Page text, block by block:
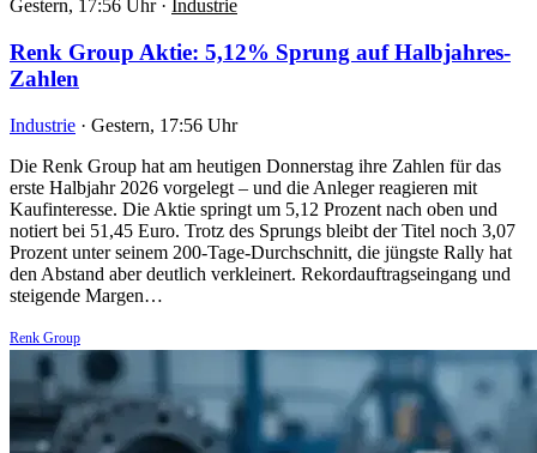
Gestern, 17:56 Uhr · Industrie
Renk Group Aktie: 5,12% Sprung auf Halbjahres-
Zahlen
Industrie · Gestern, 17:56 Uhr
Die Renk Group hat am heutigen Donnerstag ihre Zahlen für das
erste Halbjahr 2026 vorgelegt – und die Anleger reagieren mit
Kaufinteresse. Die Aktie springt um 5,12 Prozent nach oben und
notiert bei 51,45 Euro. Trotz des Sprungs bleibt der Titel noch 3,07
Prozent unter seinem 200-Tage-Durchschnitt, die jüngste Rally hat
den Abstand aber deutlich verkleinert. Rekordauftragseingang und
steigende Margen…
Renk Group